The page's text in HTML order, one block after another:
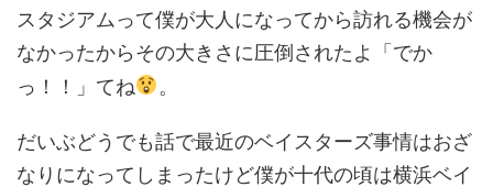
スタジアムって僕が大人になってから訪れる機会が
なかったからその大きさに圧倒されたよ「でか
っ！！」てね
。
だいぶどうでも話で最近のベイスターズ事情はおざ
なりになってしまったけど僕が十代の頃は横浜ベイ